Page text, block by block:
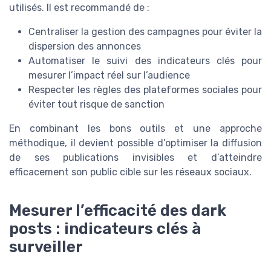
utilisés. Il est recommandé de :
Centraliser la gestion des campagnes pour éviter la
dispersion des annonces
Automatiser le suivi des indicateurs clés pour
mesurer l’impact réel sur l’audience
Respecter les règles des plateformes sociales pour
éviter tout risque de sanction
En combinant les bons outils et une approche
méthodique, il devient possible d’optimiser la diffusion
de ses publications invisibles et d’atteindre
efficacement son public cible sur les réseaux sociaux.
Mesurer l’efficacité des dark
posts : indicateurs clés à
surveiller